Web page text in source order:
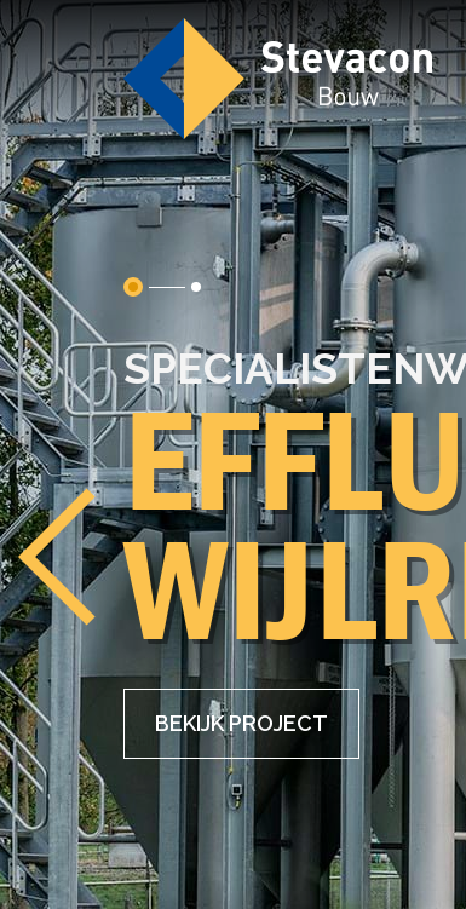
Expertises
Over ons
ONZE
BE­KIJK EX­PER­TI­SE